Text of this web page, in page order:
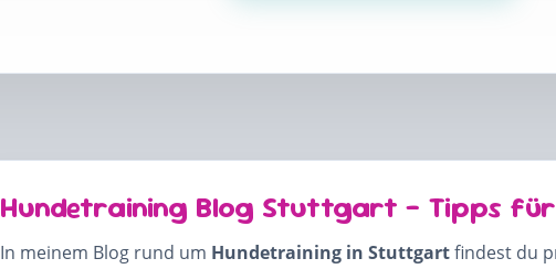
Hundetraining Blog Stuttgart – Tipps für
In meinem Blog rund um Hundetraining in Stuttgartfindest du